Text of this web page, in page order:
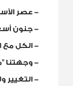
- عصر
-جنون
-الكل مع
-وجهتنا
-التغيير